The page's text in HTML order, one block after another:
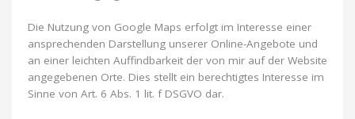
Die Nutzung von Google Maps erfolgt im Interesse einer
ansprechenden Darstellung unserer Online-Angebote und
an einer leichten Auffindbarkeit der von mir auf der Website
angegebenen Orte. Dies stellt ein berechtigtes Interesse im
Sinne von Art. 6 Abs. 1 lit. f DSGVO dar.